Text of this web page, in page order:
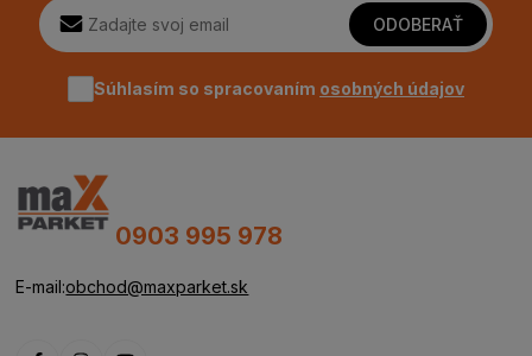
ODOBERAŤ
Súhlasím so spracovaním osobných údajov
0903 995 978
E-mail:obchod@maxparket.sk